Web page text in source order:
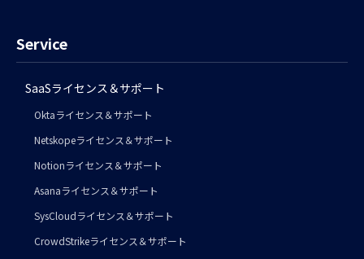
Service
SaaSライセンス＆サポート
Oktaライセンス＆サポート
Netskopeライセンス＆サポート
Notionライセンス＆サポート
Asanaライセンス＆サポート
SysCloudライセンス＆サポート
CrowdStrikeライセンス＆サポート